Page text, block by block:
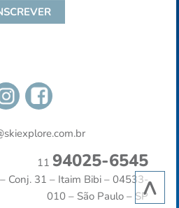
^
11 94025-6545
Conj. 31 – Itaim Bibi – 04533-
010 – São Paulo – SP